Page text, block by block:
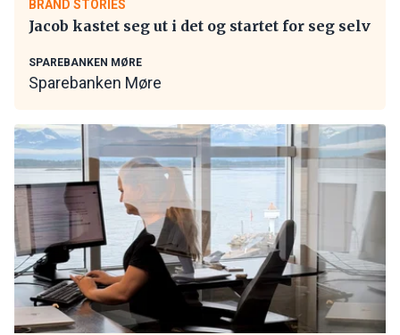
BRAND STORIES
Jacob kastet seg ut i det og startet for seg selv
SPAREBANKEN MØRE
Sparebanken Møre